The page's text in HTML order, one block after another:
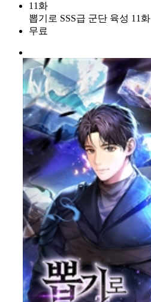
11화
뽑기로 SSS급 군단 육성 11화
무료